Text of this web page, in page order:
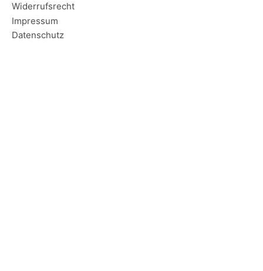
Widerrufsrecht
Impressum
Datenschutz